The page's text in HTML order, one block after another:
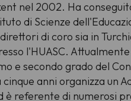
nel 2002. Ha
di Scienze
di coro sia in
l'HUASC.
e secondo grado del
anni organizza un
è referente di numerosi